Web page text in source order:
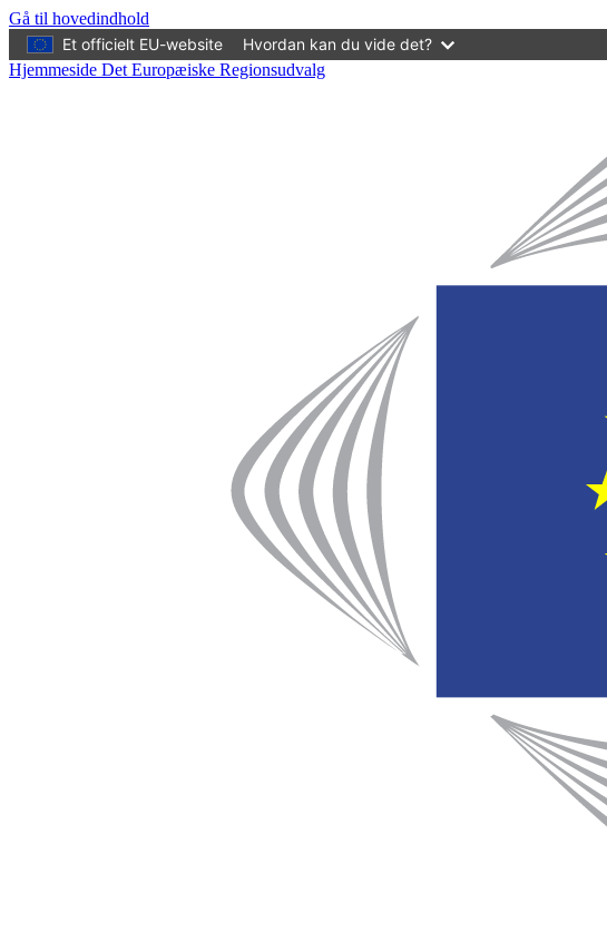
Gå til hovedindhold
Et officielt EU-website
Hvordan kan du vide det?
Hjemmeside Det Europæiske Regionsudvalg